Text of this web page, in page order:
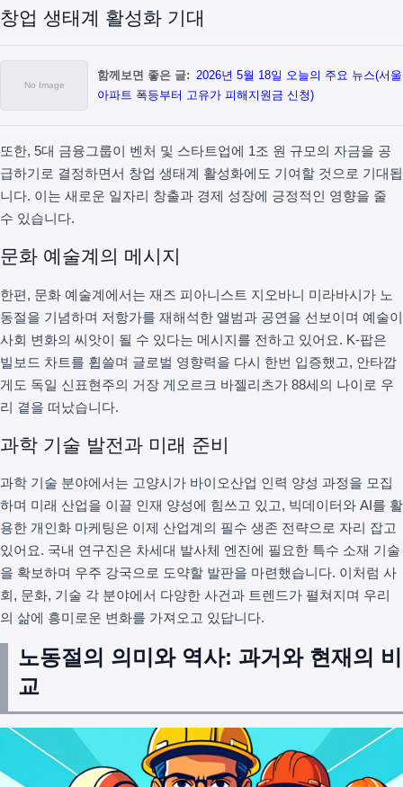
창업 생태계 활성화 기대
함께보면 좋은 글: 2026년 5월 18일 오늘의 주요 뉴스(서울
아파트 폭등부터 고유가 피해지원금 신청)
또한, 5대 금융그룹이 벤처 및 스타트업에 1조 원 규모의 자금을 공
급하기로 결정하면서 창업 생태계 활성화에도 기여할 것으로 기대됩
니다. 이는 새로운 일자리 창출과 경제 성장에 긍정적인 영향을 줄
수 있습니다.
문화 예술계의 메시지
한편, 문화 예술계에서는 재즈 피아니스트 지오바니 미라바시가 노
동절을 기념하며 저항가를 재해석한 앨범과 공연을 선보이며 예술이
사회 변화의 씨앗이 될 수 있다는 메시지를 전하고 있어요. K-팝은
빌보드 차트를 휩쓸며 글로벌 영향력을 다시 한번 입증했고, 안타깝
게도 독일 신표현주의 거장 게오르크 바젤리츠가 88세의 나이로 우
리 곁을 떠났습니다.
과학 기술 발전과 미래 준비
과학 기술 분야에서는 고양시가 바이오산업 인력 양성 과정을 모집
하며 미래 산업을 이끌 인재 양성에 힘쓰고 있고, 빅데이터와 AI를 활
용한 개인화 마케팅은 이제 산업계의 필수 생존 전략으로 자리 잡고
있어요. 국내 연구진은 차세대 발사체 엔진에 필요한 특수 소재 기술
을 확보하며 우주 강국으로 도약할 발판을 마련했습니다. 이처럼 사
회, 문화, 기술 각 분야에서 다양한 사건과 트렌드가 펼쳐지며 우리
의 삶에 흥미로운 변화를 가져오고 있답니다.
노동절의 의미와 역사: 과거와 현재의 비
교